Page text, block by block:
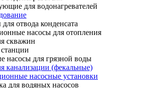
для водонагревателей
отвода конденсата
насосы для отопления
скважин
насосы для грязной воды
канализации (фекальные)
насосные установки
для водяных насосов